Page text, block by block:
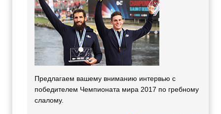
Предлагаем вашему вниманию интервью с
победителем Чемпионата мира 2017 по гребному
слалому.